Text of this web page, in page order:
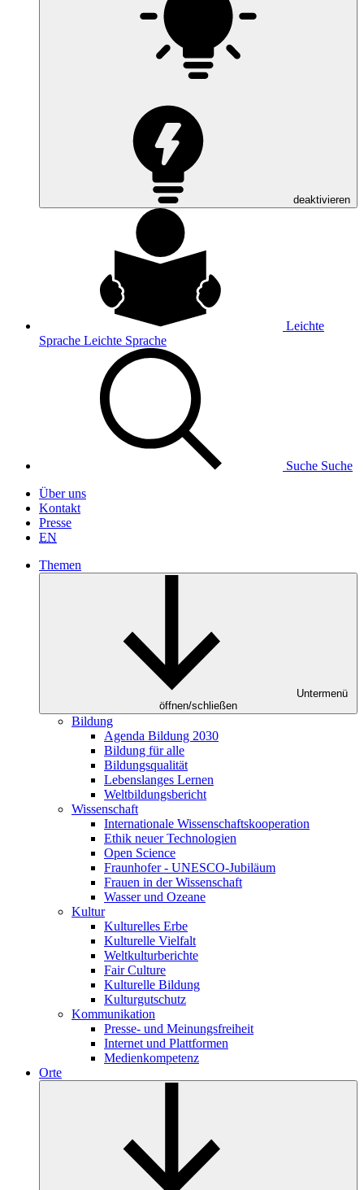
deaktivieren
Leichte
Sprache Leichte Sprache
Suche Suche
Über uns
Kontakt
Presse
EN
Themen
Untermenü
öffnen/schließen
Bildung
Agenda Bildung 2030
Bildung für alle
Bildungsqualität
Lebenslanges Lernen
Weltbildungsbericht
Wissenschaft
Internationale Wissenschaftskooperation
Ethik neuer Technologien
Open Science
Fraunhofer - UNESCO-Jubiläum
Frauen in der Wissenschaft
Wasser und Ozeane
Kultur
Kulturelles Erbe
Kulturelle Vielfalt
Weltkulturberichte
Fair Culture
Kulturelle Bildung
Kulturgutschutz
Kommunikation
Presse- und Meinungsfreiheit
Internet und Plattformen
Medienkompetenz
Orte